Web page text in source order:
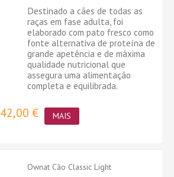
Destinado a cães de todas as
raças em fase adulta, foi
elaborado com pato fresco como
fonte alternativa de proteína de
grande apetência e de máxima
qualidade nutricional que
assegura uma alimentação
completa e equilibrada.
42,00 € MAIS
Ownat Cão Classic Light